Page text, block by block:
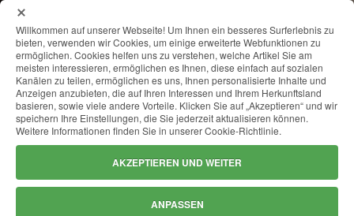
IVORY BROWN CLASSIC
Willkommen auf unserer Webseite! Um Ihnen ein besseres Surferlebnis zu
bieten, verwenden wir Cookies, um einige erweiterte Webfunktionen zu
ermöglichen. Cookies helfen uns zu verstehen, welche Artikel Sie am
meisten interessieren, ermöglichen es Ihnen, diese einfach auf sozialen
Kanälen zu teilen, ermöglichen es uns, Ihnen personalisierte Inhalte und
Anzeigen anzubieten, die auf Ihren Interessen und Ihrem Herkunftsland
basieren, sowie viele andere Vorteile. Klicken Sie auf „Akzeptieren“ und wir
speichern Ihre Einstellungen, die Sie jederzeit aktualisieren können.
Weitere Informationen finden Sie in unserer Cookie-Richtlinie.
AKZEPTIEREN UND WEITER
ANPASSEN